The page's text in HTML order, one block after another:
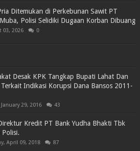
Ditemukan di Perkebunan Sawit PT
Polisi Selidiki Dugaan Korban Dibuang
03, 2026 0
Desak KPK Tangkap Bupati Lahat Dan
Indikasi Korupsi Dana Bansos 2011-
January 29, 2016 43
Kredit PT Bank Yudha Bhakti Tbk
Polisi.
April 09, 2018 87